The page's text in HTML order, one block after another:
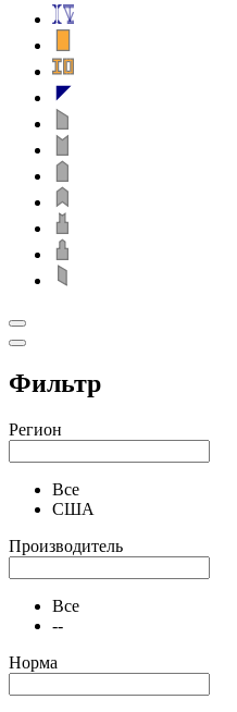
Фильтр
Регион
Все
США
Производитель
Все
--
Норма